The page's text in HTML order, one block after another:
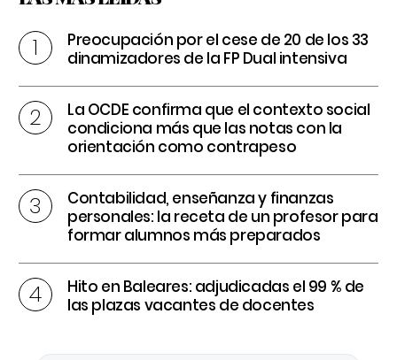
Preocupación por el cese de 20 de los 33
dinamizadores de la FP Dual intensiva
La OCDE confirma que el contexto social
condiciona más que las notas con la
orientación como contrapeso
Contabilidad, enseñanza y finanzas
personales: la receta de un profesor para
formar alumnos más preparados
Hito en Baleares: adjudicadas el 99 % de
las plazas vacantes de docentes